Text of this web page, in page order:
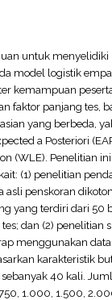
untuk menyelidiki
model logistik
kemampuan
faktor panjang tes,
yang berbeda,
a Posteriori
(WLE). Penelitian
(1) penelitian
asli penskoran
yang terdiri dari 50
dan (2) penelitian
menggunakan
karakteristik
40 kali.
1.000, 1.500,